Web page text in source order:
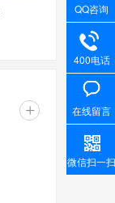
+
QQ咨询
400电话
在线留言
微信扫一扫